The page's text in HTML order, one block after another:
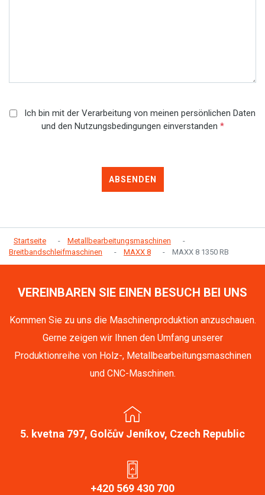
Ich bin mit der Verarbeitung von meinen persönlichen Daten
und den Nutzungsbedingungen einverstanden *
ABSENDEN
Startseite
Metallbearbeitungsmaschinen
Breitbandschleifmaschinen
MAXX 8 MAXX 8 1350 RB
VEREINBAREN SIE EINEN BESUCH BEI UNS
Kommen Sie zu uns die Maschinenproduktion anzuschauen.
Gerne zeigen wir Ihnen den Umfang unserer
Produktionreihe von Holz-, Metallbearbeitungsmaschinen
und CNC-Maschinen.
5. kvetna 797, Golčův Jeníkov, Czech Republic
+420 569 430 700